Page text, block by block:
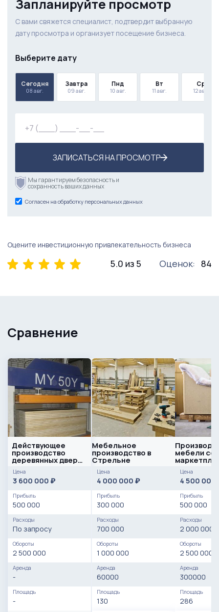
Запланируйте просмотр
С вами свяжется специалист, подтвердит выбранную
дату просмотра и организует посещение бизнеса.
Выберите дату
Сегодня
08 авг.
Завтра
09 авг.
Пнд
10 авг.
Вт
11 авг.
Ср
12 авг.
ЗАПИСАТЬСЯ НА ПРОСМОТР
Мы гарантируем безопасность и
сохранность ваших данных
Согласен на обработку персональных данных
Оцените инвестиционную привлекательность бизнеса
5.0 из 5 Оценок: 84
Сравнение
Действующее
производство
деревянных дверей
(5 лет работы)
Цена
3 600 000 ₽
Прибыль
500 000
Расходы
По запросу
Обороты
2 500 000
Аренда
-
Площадь
-
Мебельное
производство в
Стрельне
Цена
4 000 000 ₽
Прибыль
300 000
Расходы
700 000
Обороты
1 000 000
Аренда
60000
Площадь
130
мебели со
Цена
4 500 000
Прибыль
500 000
Расходы
2 000 000
Обороты
2 500 000
Аренда
300000
Площадь
286